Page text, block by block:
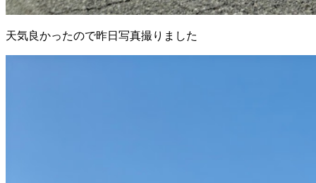
天気良かったので昨日写真撮りました